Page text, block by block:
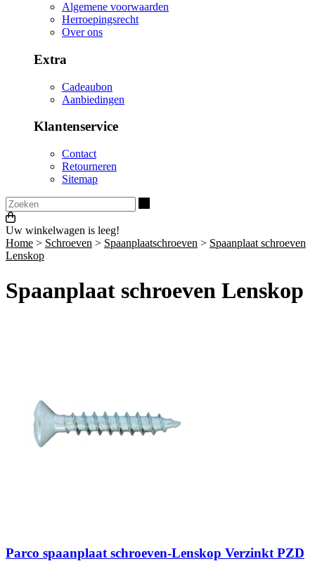
Algemene voorwaarden
Herroepingsrecht
Over ons
Extra
Cadeaubon
Aanbiedingen
Klantenservice
Contact
Retourneren
Sitemap
Uw winkelwagen is leeg!
Home > Schroeven > Spaanplaatschroeven > Spaanplaat schroeven
Lenskop
Spaanplaat schroeven Lenskop
Parco spaanplaat schroeven-Lenskop Verzinkt PZD